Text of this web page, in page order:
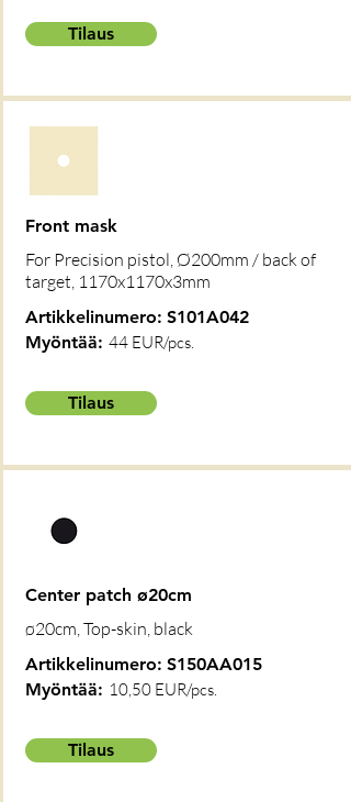
Tilaus
Front mask
For Precision pistol, Ø200mm / back of
target, 1170x1170x3mm
Artikkelinumero: S101A042
Myöntää: 44 EUR/pcs.
Tilaus
Center patch ø20cm
ø20cm, Top-skin, black
Artikkelinumero: S150AA015
Myöntää: 10,50 EUR/pcs.
Tilaus